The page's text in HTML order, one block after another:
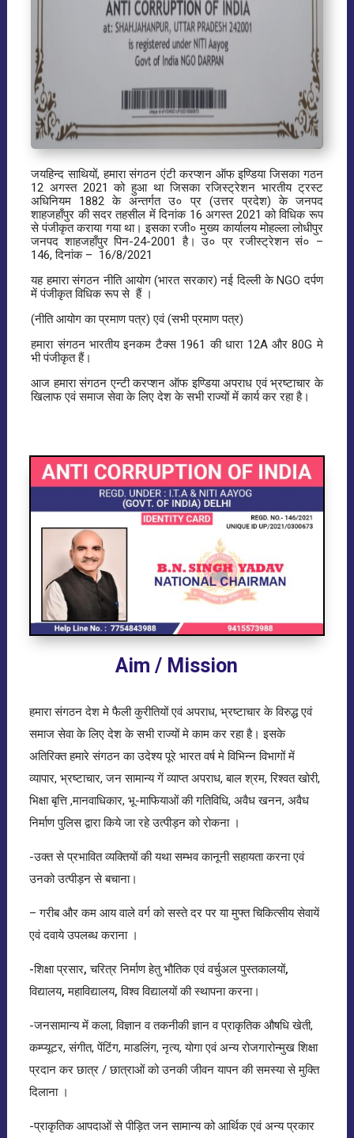
जयहिन्द साथियों, हमारा संगठन एंटी करप्शन ऑफ इण्डिया जिसका गठन
12 अगस्त 2021 को हुआ था जिसका रजिस्ट्रेशन भारतीय ट्रस्ट
अधिनियम 1882 के अन्तर्गत उ० प्र (उत्तर प्रदेश) के जनपद
शाहजहाँपुर की सदर तहसील में दिनांक 16 अगस्त 2021 को विधिक रूप
से पंजीकृत कराया गया था। इसका रजी० मुख्य कार्यालय मोहल्ला लोधीपुर
जनपद शाहजहाँपुर पिन-24-2001 है। उ० प्र रजीस्ट्रेशन सं० –
146, दिनांक – 16/8/2021
यह हमारा संगठन नीति आयोग (भारत सरकार) नई दिल्ली के NGO दर्पण
में पंजीकृत विधिक रूप से हैं ।
(नीति आयोग का प्रमाण पत्र) एवं (सभी प्रमाण पत्र)
हमारा संगठन भारतीय इनकम टैक्स 1961 की धारा 12A और 80G मे
भी पंजीकृत हैं।
आज हमारा संगठन एन्टी करप्शन ऑफ इण्डिया अपराध एवं भ्रष्टाचार के
खिलाफ एवं समाज सेवा के लिए देश के सभी राज्यों में कार्य कर रहा है।
Aim / Mission
हमारा संगठन देश मे फैली कुरीतियों एवं अपराध, भ्रष्टाचार के विरुद्ध एवं
समाज सेवा के लिए देश के सभी राज्यों मे काम कर रहा है। इसके
अतिरिक्त हमारे संगठन का उदेश्य पूरे भारत वर्ष मे विभिन्न विभागों में
व्यापार, भ्रष्टाचार, जन सामान्य गें व्याप्त अपराध, बाल श्रम, रिश्वत खोरी,
भिक्षा बृत्ति ,मानवाधिकार, भू-माफियाओं की गतिविधि, अवैध खनन, अवैध
निर्माण पुलिस द्वारा किये जा रहे उत्पीड़न को रोकना ।
-उक्त से प्रभावित व्यक्तियों की यथा सम्भव कानूनी सहायता करना एवं
उनको उत्पीड़न से बचाना।
– गरीब और कम आय वाले वर्ग को सस्ते दर पर या मुफ्त चिकित्सीय सेवायें
एवं दवाये उपलब्ध कराना ।
-शिक्षा प्रसार, चरित्र निर्माण हेतु भौतिक एवं वर्चुअल पुस्तकालयों,
विद्यालय, महाविद्यालय, विश्व विद्यालयों की स्थापना करना।
-जनसामान्य में कला, विज्ञान व तकनीकी ज्ञान व प्राकृतिक औषधि खेती,
कम्प्यूटर, संगीत, पेंटिंग, माडलिंग, नृत्य, योगा एवं अन्य रोजगारोन्मुख शिक्षा
प्रदान कर छात्र / छात्राओं को उनकी जीवन यापन की समस्या से मुक्ति
दिलाना ।
-प्राकृतिक आपदाओं से पीड़ित जन सामान्य को आर्थिक एवं अन्य प्रकार